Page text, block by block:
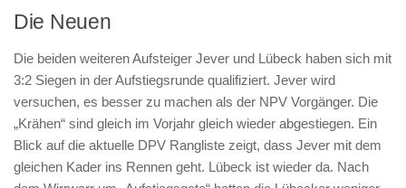
Die Neuen
Die beiden weiteren Aufsteiger Jever und Lübeck haben sich mit
3:2 Siegen in der Aufstiegsrunde qualifiziert. Jever wird
versuchen, es besser zu machen als der NPV Vorgänger. Die
„Krähen“ sind gleich im Vorjahr gleich wieder abgestiegen. Ein
Blick auf die aktuelle DPV Rangliste zeigt, dass Jever mit dem
gleichen Kader ins Rennen geht. Lübeck ist wieder da. Nach